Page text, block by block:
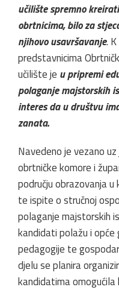
učilište spremno
obrtnicima, bilo za
njihovo usavršavanje.
predstavnicima
učilište je u pripremi
polaganje majstorskih
interes da u društvu
zanata.
Navedeno je vezano
obrtničke komore i
području obrazovanja
te ispite o stručnoj
polaganje majstorskih
kandidati polažu i
pedagogije te
djelu se planira
kandidatima omogućila